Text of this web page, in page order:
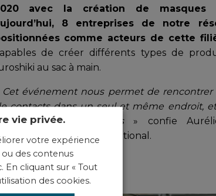
avec la création de
8 entreprises de notre
comme acteurs de cette
de créer différents types de
au sac à main.
Cet événement nous permet de
contacts dans un seul et même endroit,
de partenariats» confie
commercial national.
vie privée.
votre expérience
des contenus
En cliquant sur « Tout
des cookies.